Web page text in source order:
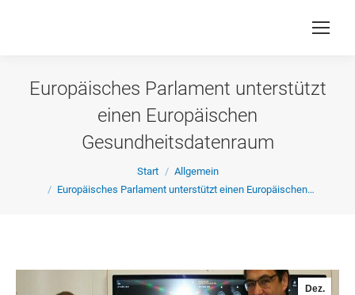
Europäisches Parlament unterstützt
einen Europäischen
Gesundheitsdatenraum
Sie befinden sich hier:Start
Allgemein
Europäisches Parlament unterstützt einen Europäischen…
Dez.